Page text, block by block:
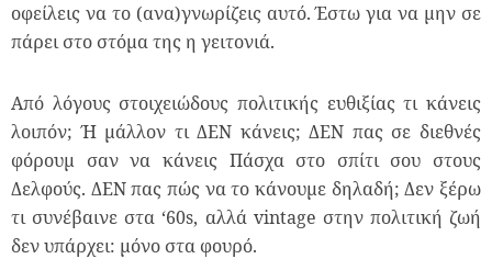
οφείλεις να το (ανα)γνωρίζεις αυτό. Έστω για να μην σε
πάρει στο στόμα της η γειτονιά.
Από λόγους στοιχειώδους πολιτικής ευθιξίας τι κάνεις
λοιπόν; Ή μάλλον τι ΔΕΝ κάνεις; ΔΕΝ πας σε διεθνές
φόρουμ σαν να κάνεις Πάσχα στο σπίτι σου στους
Δελφούς. ΔΕΝ πας πώς να το κάνουμε δηλαδή; Δεν ξέρω
τι συνέβαινε στα ‘60s, αλλά vintage στην πολιτική ζωή
δεν υπάρχει: μόνο στα φουρό.